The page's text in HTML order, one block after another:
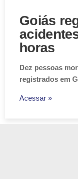
Goiás
horas
Dez pessoas
registrados em
Acessar »